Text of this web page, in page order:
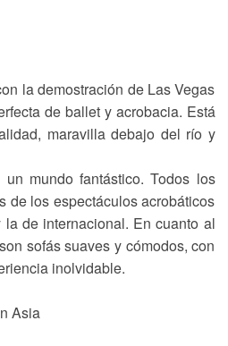
la demostración de Las Vegas
de ballet y acrobacia. Está
maravilla debajo del río y
mundo fantástico. Todos los
de los espectáculos acrobáticos
de internacional. En cuanto al
sofás suaves y cómodos, con
inolvidable.
Asia